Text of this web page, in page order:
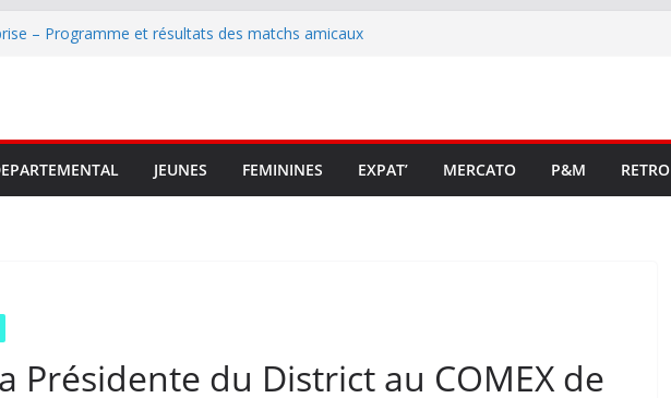
d’expression au HOFC
JEUNES FEMININES EXPAT’ MERCATO P&M RETRO
Présidente du District au COMEX de